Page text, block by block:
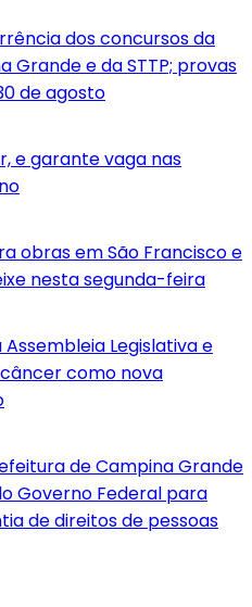
dos concursos da
Grande e da STTP; provas
de agosto
e garante vaga nas
obras em São Francisco e
nesta segunda-feira
Legislativa e
como nova
de Campina Grande
Governo Federal para
de direitos de pessoas